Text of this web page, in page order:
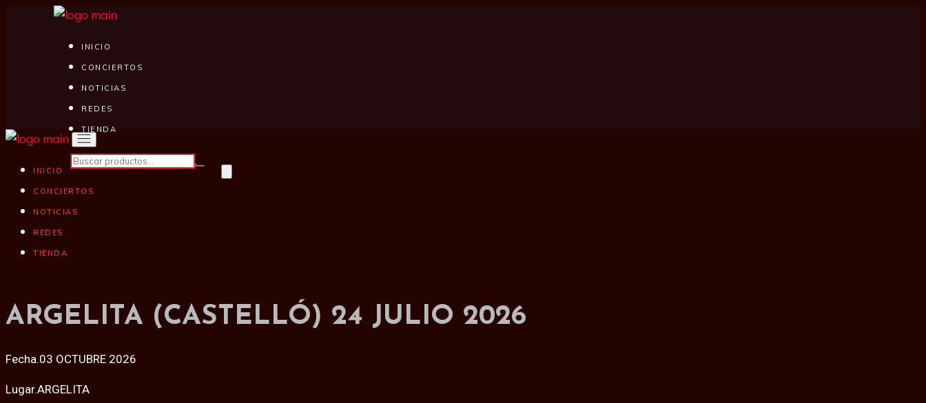
INICIO
CONCIERTOS
NOTICIAS
REDES
TIENDA
INICIO
CONCIERTOS
NOTICIAS
REDES
TIENDA
ARGELITA (CASTELLÓ) 24 JULIO 2026
Fecha.03 OCTUBRE 2026
Lugar.ARGELITA